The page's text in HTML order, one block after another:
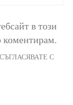
в този
коментирам.
С